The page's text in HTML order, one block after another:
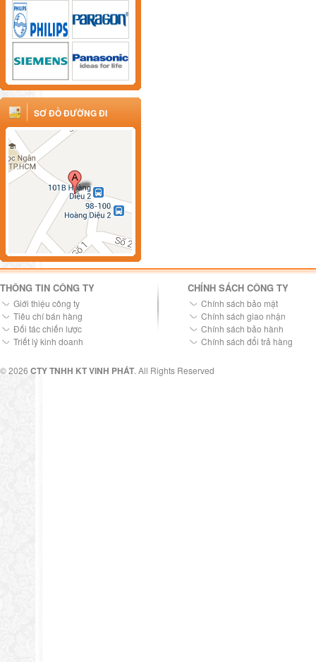
SƠ ĐỒ ĐƯỜNG ĐI
THÔNG TIN CÔNG TY
Giới thiệu công ty
Tiêu chí bán hàng
Đối tác chiến lược
Triết lý kinh doanh
CHÍNH SÁCH CÔNG TY
Chính sách bảo mật
Chính sách giao nhận
Chính sách bảo hành
Chính sách đổi trả hàng
© 2026 CTY TNHH KT VINH PHÁT. All Rights Reserved